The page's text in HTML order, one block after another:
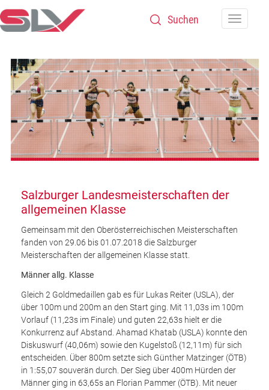
Zum Inhalt
Salzburger Landesmeisterschaften der
allgemeinen Klasse
Gemeinsam mit den Oberösterreichischen Meisterschaften
fanden von 29.06 bis 01.07.2018 die Salzburger
Meisterschaften der allgemeinen Klasse statt.
Männer allg. Klasse
Gleich 2 Goldmedaillen gab es für Lukas Reiter (USLA), der
über 100m und 200m an den Start ging. Mit 11,03s im 100m
Vorlauf (11,23s im Finale) und guten 22,63s hielt er die
Konkurrenz auf Abstand. Ahamad Khatab (USLA) konnte den
Diskuswurf (40,06m) sowie den Kugelstoß (12,11m) für sich
entscheiden. Über 800m setzte sich Günther Matzinger (ÖTB)
in 1:55,07 souverän durch. Der Sieg über 400m Hürden der
Männer ging in 63,65s an Florian Pammer (ÖTB). Mit neuer